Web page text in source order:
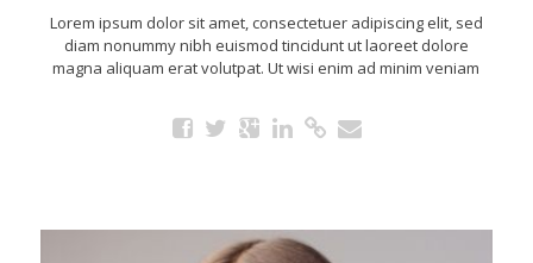
Lorem ipsum dolor sit amet, consectetuer adipiscing elit, sed
diam nonummy nibh euismod tincidunt ut laoreet dolore
magna aliquam erat volutpat. Ut wisi enim ad minim veniam